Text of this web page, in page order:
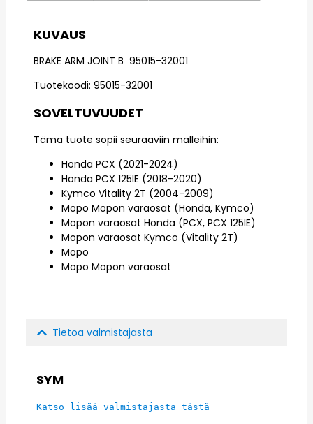
KUVAUS
BRAKE ARM JOINT B 95015-32001
Tuotekoodi: 95015-32001
SOVELTUVUUDET
Tämä tuote sopii seuraaviin malleihin:
Honda PCX (2021-2024)
Honda PCX 125IE (2018-2020)
Kymco Vitality 2T (2004-2009)
Mopo Mopon varaosat (Honda, Kymco)
Mopon varaosat Honda (PCX, PCX 125IE)
Mopon varaosat Kymco (Vitality 2T)
Mopo
Mopo Mopon varaosat
Tietoa valmistajasta
SYM
Katso lisää valmistajasta tästä